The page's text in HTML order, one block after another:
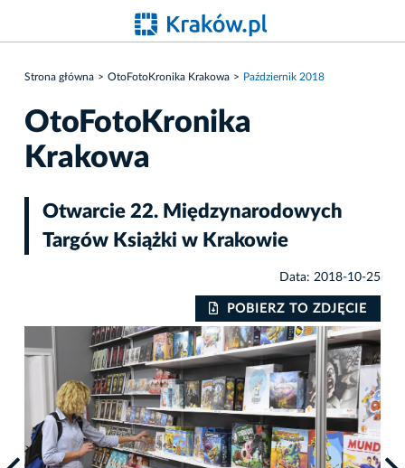
Strona główna OtoFotoKronika Krakowa Październik 2018
OtoFotoKronika
Krakowa
Otwarcie 22. Międzynarodowych
Targów Książki w Krakowie
Data: 2018-10-25
POBIERZ TO ZDJĘCIE